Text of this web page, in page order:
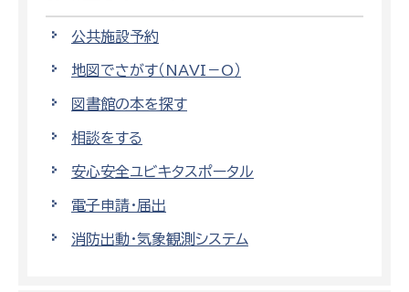
公共施設予約
地図でさがす（NAVI－O）
図書館の本を探す
相談をする
安心安全ユビキタスポータル
電子申請・届出
消防出動・気象観測システム